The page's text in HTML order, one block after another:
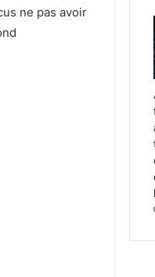
ne pas avoir